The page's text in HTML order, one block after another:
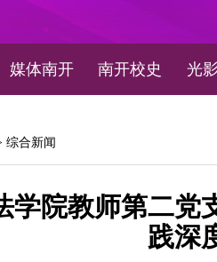
媒体南开 南开校史 光
综合新闻
学院教师第二
践深